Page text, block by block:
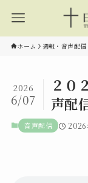
ホーム 週報・音声配信
２０
声配
2026
6/07
音声配信 2026